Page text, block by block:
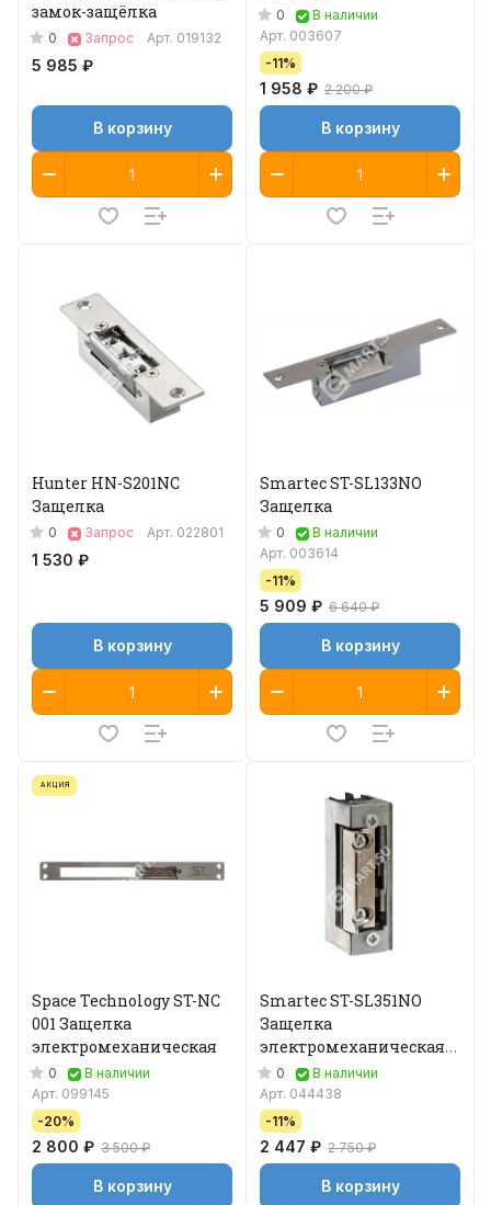
замок-защёлка
0 Запрос Арт. 019132
5 985 ₽
В корзину
0
В наличии
Арт. 003607
-11%
1 958 ₽ 2 200 ₽
В корзину
Hunter HN-S201NC
Защелка
0 Запрос Арт. 022801
1 530 ₽
В корзину
Smartec ST-SL133NO
Защелка
0
В наличии
Арт. 003614
-11%
5 909 ₽ 6 640 ₽
В корзину
АКЦИЯ
Space Technology ST-NC
001 Защелка
электромеханическая
0
В наличии
Арт. 099145
-20%
2 800 ₽ 3 500 ₽
В корзину
Smartec ST-SL351NO
Защелка
электромеханическая
без планки
0
В наличии
Арт. 044438
-11%
2 447 ₽ 2 750 ₽
В корзину